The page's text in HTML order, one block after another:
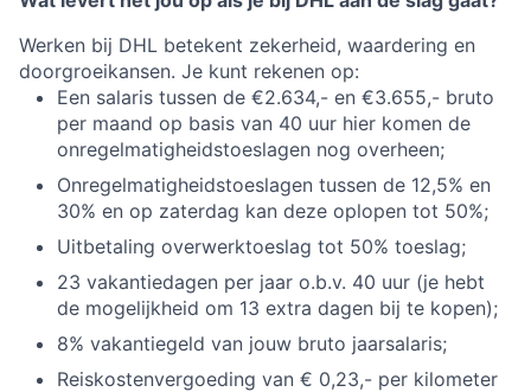
Werken bij DHL betekent zekerheid, waardering en
doorgroeikansen. Je kunt rekenen op:
Een salaris tussen de €2.634,- en €3.655,- bruto
per maand op basis van 40 uur hier komen de
onregelmatigheidstoeslagen nog overheen;
Onregelmatigheidstoeslagen tussen de 12,5% en
30% en op zaterdag kan deze oplopen tot 50%;
Uitbetaling overwerktoeslag tot 50% toeslag;
23 vakantiedagen per jaar o.b.v. 40 uur (je hebt
de mogelijkheid om 13 extra dagen bij te kopen);
8% vakantiegeld van jouw bruto jaarsalaris;
Reiskostenvergoeding van € 0,23,- per kilometer